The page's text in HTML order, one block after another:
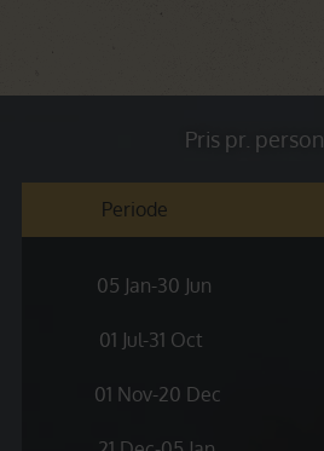
Pris pr.
Periode
05 Jan-30 Jun
01 Jul-31 Oct
01 Nov-20 Dec